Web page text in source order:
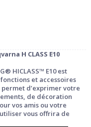
H CLASS E10
HICLASS™ E10 est
et accessoires
d’exprimer votre
de décoration
vos amis ou votre
vous offrira de